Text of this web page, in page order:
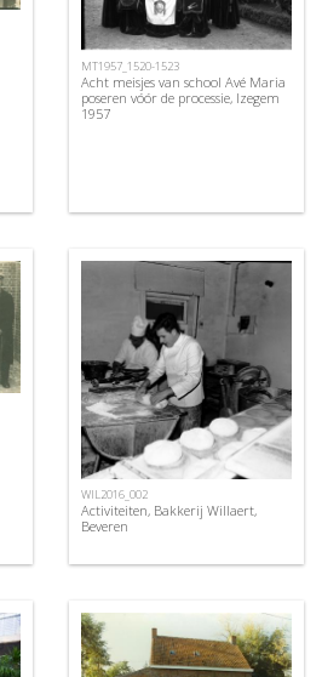
MT1957_1520-1523
Acht meisjes van school Avé Maria
poseren vóór de processie, Izegem
1957
WIL2016_002
Activiteiten, Bakkerij Willaert,
Beveren